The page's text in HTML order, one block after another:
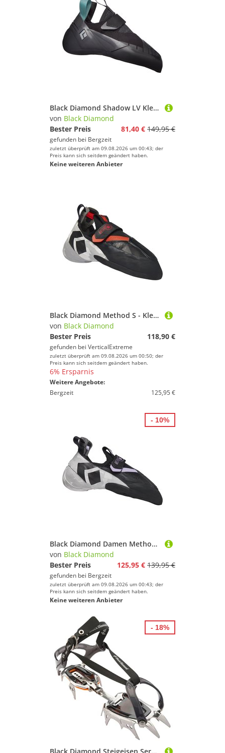
Black Diamond Shadow LV Kletterschuhe
von Black Diamond
Bester Preis
81,40 € 149,95 €
gefunden bei Bergzeit
zuletzt überprüft am 09.08.2026 um 00:43; der
Preis kann sich seitdem geändert haben.
Keine weiteren Anbieter
Black Diamond Method S - Kletterschuhe
von Black Diamond
Bester Preis
118,90 €
gefunden bei VerticalExtreme
zuletzt überprüft am 09.08.2026 um 00:50; der
Preis kann sich seitdem geändert haben.
6% Ersparnis
Weitere Angebote:
Bergzeit
125,95 €
Black Diamond Damen Method S Climbing Schuhe
von Black Diamond
Bester Preis
125,95 € 139,95 €
gefunden bei Bergzeit
zuletzt überprüft am 09.08.2026 um 00:43; der
Preis kann sich seitdem geändert haben.
Keine weiteren Anbieter
- 10%
- 18%